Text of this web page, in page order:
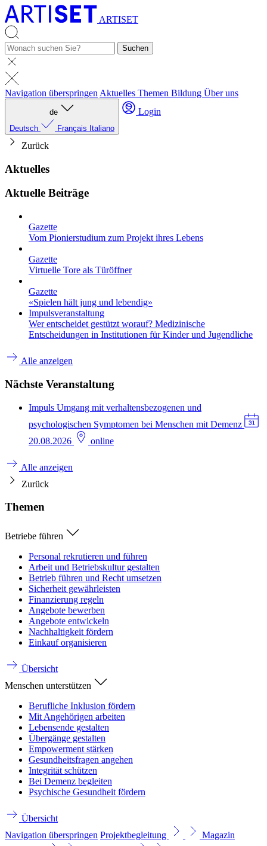
ARTISET
Suchen
Navigation überspringen Aktuelles Themen Bildung Über uns
de
Deutsch
Français Italiano
Login
Zurück
Aktuelles
Aktuelle Beiträge
Gazette
Vom Pionierstudium zum Projekt ihres Lebens
Gazette
Virtuelle Tore als Türöffner
Gazette
«Spielen hält jung und lebendig»
Impulsveranstaltung
Wer entscheidet gestützt worauf? Medizinische
Entscheidungen in Institutionen für Kinder und Jugendliche
Alle anzeigen
Nächste Veranstaltung
Impuls Umgang mit verhaltensbezogenen und
psychologischen Symptomen bei Menschen mit Demenz
20.08.2026
online
Alle anzeigen
Zurück
Themen
Betriebe führen
Personal rekrutieren und führen
Arbeit und Betriebskultur gestalten
Betrieb führen und Recht umsetzen
Sicherheit gewährleisten
Finanzierung regeln
Angebote bewerben
Angebote entwickeln
Nachhaltigkeit fördern
Einkauf organisieren
Übersicht
Menschen unterstützen
Berufliche Inklusion fördern
Mit Angehörigen arbeiten
Lebensende gestalten
Übergänge gestalten
Empowerment stärken
Gesundheitsfragen angehen
Integrität schützen
Bei Demenz begleiten
Psychische Gesundheit fördern
Übersicht
Navigation überspringen Projektbegleitung
Magazin